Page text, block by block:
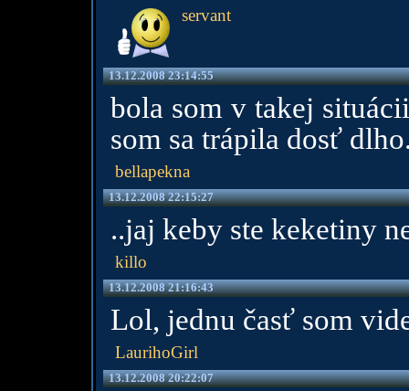
servant
13.12.2008 23:14:55
bola som v takej
som sa trápila dosť
bellapekna
13.12.2008 22:15:27
..jaj keby ste keketiny
killo
13.12.2008 21:16:43
Lol, jednu časť som
LaurihoGirl
13.12.2008 20:22:07